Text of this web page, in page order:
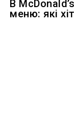
В
меню: які